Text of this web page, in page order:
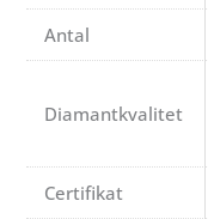
Antal
Diamantkvalitet
Certifikat